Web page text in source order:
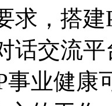
求，搭
话交流
事业健